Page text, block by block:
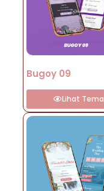
Bugoy 09
Lihat Tema